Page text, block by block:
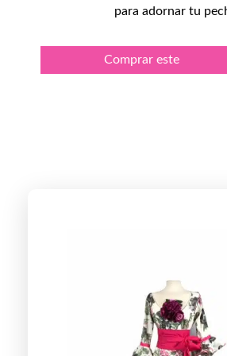
para adornar tu
Comprar este